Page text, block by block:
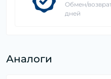
Обмен/
дней
Аналоги